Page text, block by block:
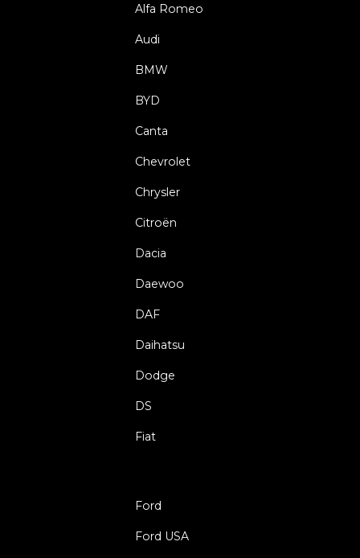
Alfa Romeo
Audi
BMW
BYD
Canta
Chevrolet
Chrysler
Citroën
Dacia
Daewoo
DAF
Daihatsu
Dodge
DS
Fiat
Ford
Ford USA